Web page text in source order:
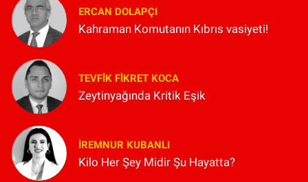
ERCAN DOLAPÇI
Kahraman Komutanın Kıbrıs vasiyeti!
TEVFIK FIKRET KOCA
Zeytinyağında Kritik Eşik
İREMNUR KUBANLI
Kilo Her Şey Midir Şu Hayatta?